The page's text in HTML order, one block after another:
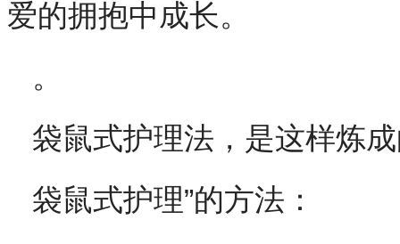
爱的拥抱中成长。
。
袋鼠式护理法，是这样炼
袋鼠式护理”的方法：